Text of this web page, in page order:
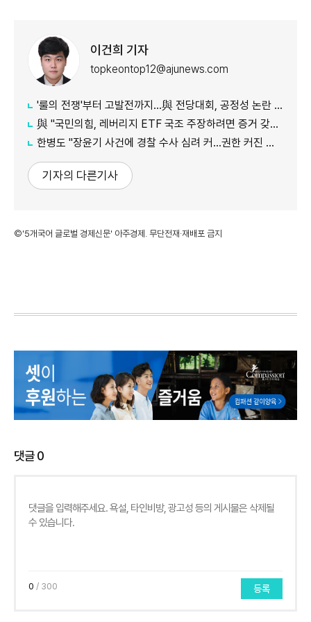
이건희 기자
topkeontop12@ajunews.com
'룰의 전쟁'부터 고발전까지…與 전당대회, 공정성 논란 계속
​​​​​​​與 "국민의힘, 레버리지 ETF 국조 주장하려면 증거 갖고 오라"
한병도 "장윤기 사건에 경찰 수사 심려 커…권한 커진 만큼 증명해야"
기자의 다른기사
©'5개국어 글로벌 경제신문' 아주경제. 무단전재·재배포 금지
댓글0
0 / 300 등록